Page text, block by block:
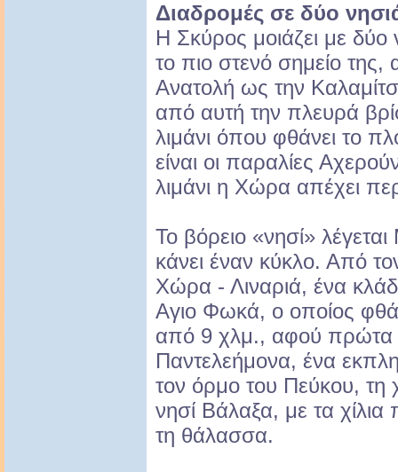
Διαδρομές σε δύο
Η Σκύρος μοιάζει με δύο
το πιο στενό σημείο της,
Ανατολή ως την
από αυτή την πλευρά
λιμάνι όπου φθάνει το
είναι οι παραλίες
λιμάνι η Χώρα απέχει
Το βόρειο «νησί»
κάνει έναν κύκλο. Από
Χώρα - Λιναριά, ένα
Αγιο Φωκά, ο οποίος
από 9 χλμ., αφού πρώτα
Παντελεήμονα, ένα
τον όρμο του Πεύκου, τη
νησί Βάλαξα, με τα χίλια
τη θάλασσα.